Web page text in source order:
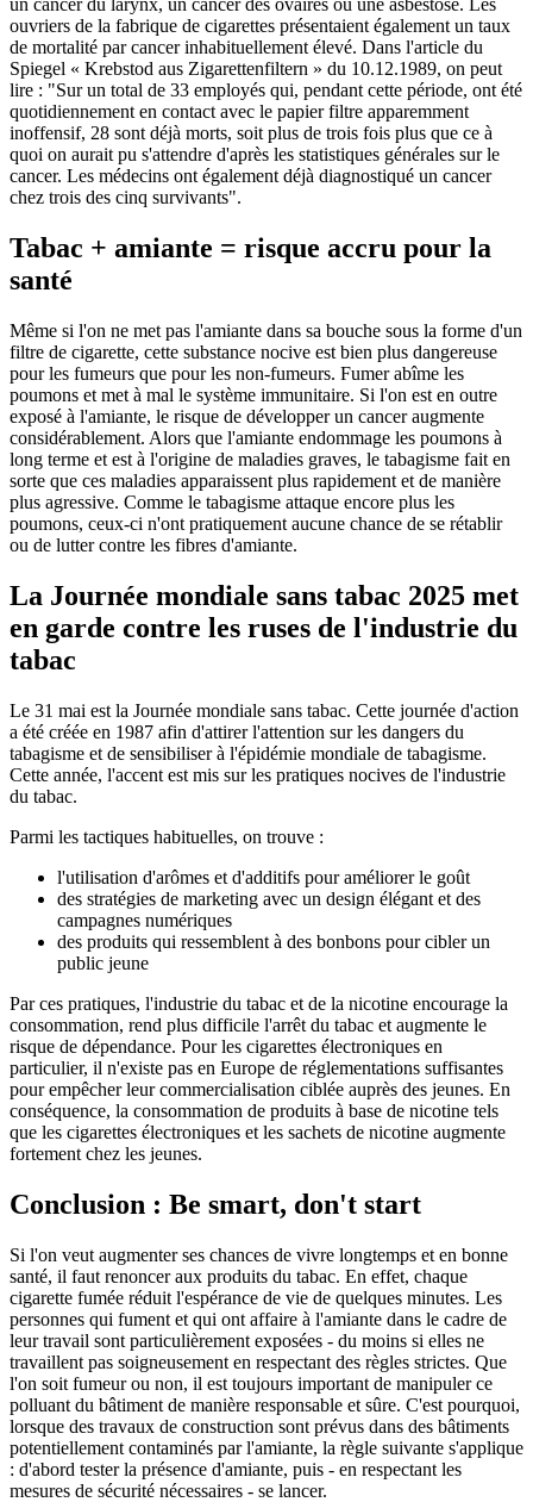
un cancer du larynx, un cancer des ovaires ou une asbestose. Les
ouvriers de la fabrique de cigarettes présentaient également un taux
de mortalité par cancer inhabituellement élevé. Dans l'article du
Spiegel « Krebstod aus Zigarettenfiltern » du 10.12.1989, on peut
lire : "Sur un total de 33 employés qui, pendant cette période, ont été
quotidiennement en contact avec le papier filtre apparemment
inoffensif, 28 sont déjà morts, soit plus de trois fois plus que ce à
quoi on aurait pu s'attendre d'après les statistiques générales sur le
cancer. Les médecins ont également déjà diagnostiqué un cancer
chez trois des cinq survivants".
Tabac + amiante = risque accru pour la
santé
Même si l'on ne met pas l'amiante dans sa bouche sous la forme d'un
filtre de cigarette, cette substance nocive est bien plus dangereuse
pour les fumeurs que pour les non-fumeurs. Fumer abîme les
poumons et met à mal le système immunitaire. Si l'on est en outre
exposé à l'amiante, le risque de développer un cancer augmente
considérablement. Alors que l'amiante endommage les poumons à
long terme et est à l'origine de maladies graves, le tabagisme fait en
sorte que ces maladies apparaissent plus rapidement et de manière
plus agressive. Comme le tabagisme attaque encore plus les
poumons, ceux-ci n'ont pratiquement aucune chance de se rétablir
ou de lutter contre les fibres d'amiante.
La Journée mondiale sans tabac 2025 met
en garde contre les ruses de l'industrie du
tabac
Le 31 mai est la Journée mondiale sans tabac. Cette journée d'action
a été créée en 1987 afin d'attirer l'attention sur les dangers du
tabagisme et de sensibiliser à l'épidémie mondiale de tabagisme.
Cette année, l'accent est mis sur les pratiques nocives de l'industrie
du tabac.
Parmi les tactiques habituelles, on trouve :
l'utilisation d'arômes et d'additifs pour améliorer le goût
des stratégies de marketing avec un design élégant et des
campagnes numériques
des produits qui ressemblent à des bonbons pour cibler un
public jeune
Par ces pratiques, l'industrie du tabac et de la nicotine encourage la
consommation, rend plus difficile l'arrêt du tabac et augmente le
risque de dépendance. Pour les cigarettes électroniques en
particulier, il n'existe pas en Europe de réglementations suffisantes
pour empêcher leur commercialisation ciblée auprès des jeunes. En
conséquence, la consommation de produits à base de nicotine tels
que les cigarettes électroniques et les sachets de nicotine augmente
fortement chez les jeunes.
Conclusion : Be smart, don't start
Si l'on veut augmenter ses chances de vivre longtemps et en bonne
santé, il faut renoncer aux produits du tabac. En effet, chaque
cigarette fumée réduit l'espérance de vie de quelques minutes. Les
personnes qui fument et qui ont affaire à l'amiante dans le cadre de
leur travail sont particulièrement exposées - du moins si elles ne
travaillent pas soigneusement en respectant des règles strictes. Que
l'on soit fumeur ou non, il est toujours important de manipuler ce
polluant du bâtiment de manière responsable et sûre. C'est pourquoi,
lorsque des travaux de construction sont prévus dans des bâtiments
potentiellement contaminés par l'amiante, la règle suivante s'applique
: d'abord tester la présence d'amiante, puis - en respectant les
mesures de sécurité nécessaires - se lancer.